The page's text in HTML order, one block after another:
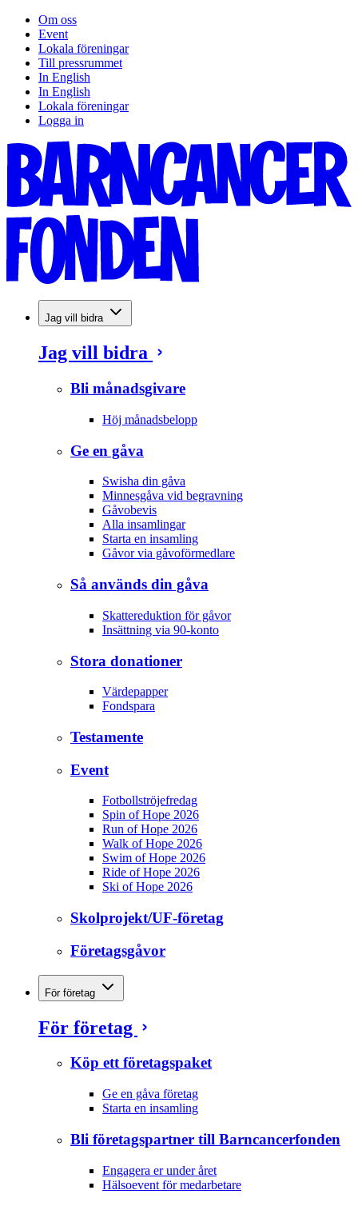
Om oss
Event
Lokala föreningar
Till pressrummet
In English
In English
Lokala föreningar
Logga in
Jag vill bidra
Jag vill bidra
Bli månadsgivare
Höj månadsbelopp
Ge en gåva
Swisha din gåva
Minnesgåva vid begravning
Gåvobevis
Alla insamlingar
Starta en insamling
Gåvor via gåvoförmedlare
Så används din gåva
Skattereduktion för gåvor
Insättning via 90-konto
Stora donationer
Värdepapper
Fondspara
Testamente
Event
Fotbollströjefredag
Spin of Hope 2026
Run of Hope 2026
Walk of Hope 2026
Swim of Hope 2026
Ride of Hope 2026
Ski of Hope 2026
Skolprojekt/UF-företag
Företagsgåvor
För företag
För företag
Köp ett företagspaket
Ge en gåva företag
Starta en insamling
Bli företagspartner till Barncancerfonden
Engagera er under året
Hälsoevent för medarbetare